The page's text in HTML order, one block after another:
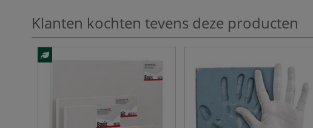
Klanten kochten tevens deze producten